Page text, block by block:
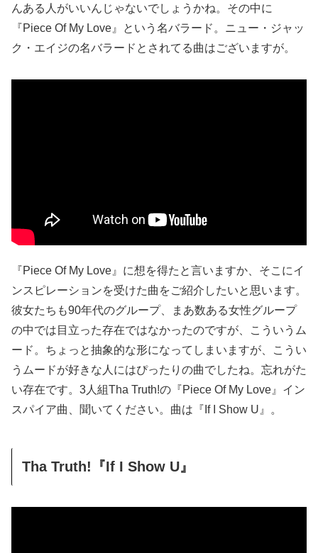
んある人がいいんじゃないでしょうかね。その中に
『Piece Of My Love』という名バラード。ニュー・ジャッ
ク・エイジの名バラードとされてる曲はございますが。
『Piece Of My Love』に想を得たと言いますか、そこにイ
ンスピレーションを受けた曲をご紹介したいと思います。
彼女たちも90年代のグループ、まあ数ある女性グループ
の中では目立った存在ではなかったのですが、こういうム
ード。ちょっと抽象的な形になってしまいますが、こうい
うムードが好きな人にはぴったりの曲でしたね。忘れがた
い存在です。3人組Tha Truth!の『Piece Of My Love』イン
スパイア曲、聞いてください。曲は『If I Show U』。
Tha Truth!『If I Show U』